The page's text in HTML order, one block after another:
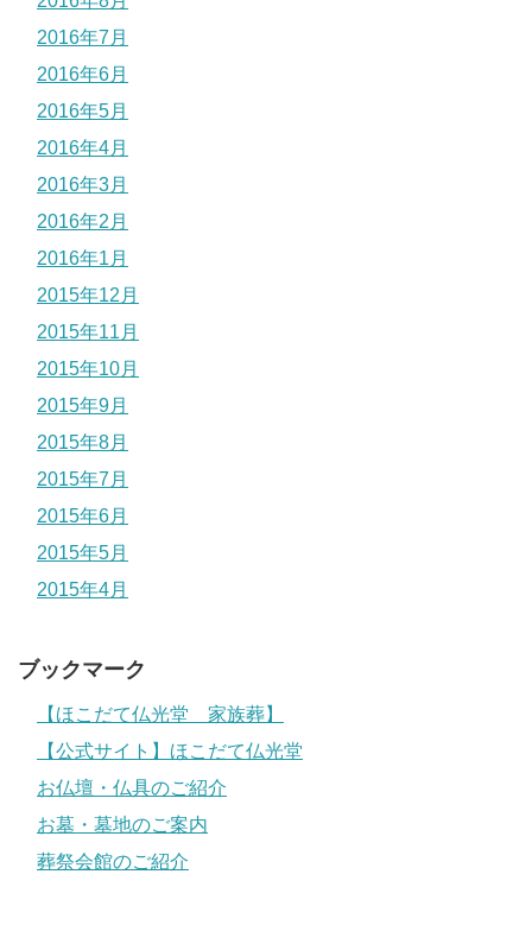
2016年7月
2016年6月
2016年5月
2016年4月
2016年3月
2016年2月
2016年1月
2015年12月
2015年11月
2015年10月
2015年9月
2015年8月
2015年7月
2015年6月
2015年5月
2015年4月
ブックマーク
【ほこだて仏光堂 家族葬】
【公式サイト】ほこだて仏光堂
お仏壇・仏具のご紹介
お墓・墓地のご案内
葬祭会館のご紹介